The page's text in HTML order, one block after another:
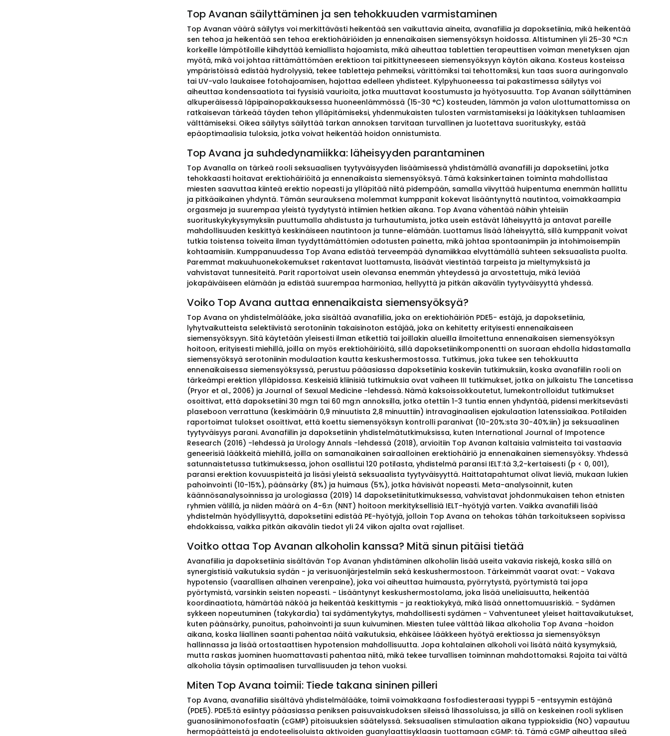
Top Avanan säilyttäminen ja sen tehokkuuden varmistaminen
Top Avanan väärä säilytys voi merkittävästi heikentää sen vaikuttavia aineita, avanafiilia ja dapoksetiinia, mikä heikentää
sen tehoa ja heikentää sen tehoa erektiohäiriöiden ja ennenaikaisen siemensyöksyn hoidossa. Altistuminen yli 25-30 °C:n
korkeille lämpötiloille kiihdyttää kemiallista hajoamista, mikä aiheuttaa tablettien terapeuttisen voiman menetyksen ajan
myötä, mikä voi johtaa riittämättömäen erektioon tai pitkittyneeseen siemensyöksyyn käytön aikana. Kosteus kosteissa
ympäristöissä edistää hydrolyysiä, tekee tabletteja pehmeiksi, värittömiksi tai tehottomiksi, kun taas suora auringonvalo
tai UV-valo laukaisee fotohajoamisen, hajottaa edelleen yhdisteet. Kylpyhuoneessa tai pakastimessa säilytys voi
aiheuttaa kondensaatiota tai fyysisiä vaurioita, jotka muuttavat koostumusta ja hyötyosuutta. Top Avanan säilyttäminen
alkuperäisessä läpipainopakkauksessa huoneenlämmössä (15-30 °C) kosteuden, lämmön ja valon ulottumattomissa on
ratkaisevan tärkeää täyden tehon ylläpitämiseksi, yhdenmukaisten tulosten varmistamiseksi ja lääkityksen tuhlaamisen
välttämiseksi. Oikea säilytys säilyttää tarkan annoksen tarvitaan turvallinen ja luotettava suorituskyky, estää
epäoptimaalisia tuloksia, jotka voivat heikentää hoidon onnistumista.
Top Avana ja suhdedynamiikka: läheisyyden parantaminen
Top Avanalla on tärkeä rooli seksuaalisen tyytyväisyyden lisäämisessä yhdistämällä avanafiili ja dapoksetiini, jotka
tehokkaasti hoitavat erektiohäiriöitä ja ennenaikaista siemensyöksyä. Tämä kaksinkertainen toiminta mahdollistaa
miesten saavuttaa kiinteä erektio nopeasti ja ylläpitää niitä pidempään, samalla viivyttää huipentuma enemmän hallittu
ja pitkäaikainen yhdyntä. Tämän seurauksena molemmat kumppanit kokevat lisääntynyttä nautintoa, voimakkaampia
orgasmeja ja suurempaa yleistä tyydytystä intiimien hetkien aikana. Top Avana vähentää näihin yhteisiin
suorituskykykysymyksiin puuttumalla ahdistusta ja turhautumista, jotka usein estävät läheisyyttä ja antavat pareille
mahdollisuuden keskittyä keskinäiseen nautintoon ja tunne-elämään. Luottamus lisää läheisyyttä, sillä kumppanit voivat
tutkia toistensa toiveita ilman tyydyttämättömien odotusten painetta, mikä johtaa spontaanimpiin ja intohimoisempiin
kohtaamisiin. Kumppanuudessa Top Avana edistää terveempää dynamiikkaa elvyttämällä suhteen seksuaalista puolta.
Paremmat makuuhuonekokemukset rakentavat luottamusta, lisäävät viestintää tarpeista ja mieltymyksistä ja
vahvistavat tunnesiteitä. Parit raportoivat usein olevansa enemmän yhteydessä ja arvostettuja, mikä leviää
jokapäiväiseen elämään ja edistää suurempaa harmoniaa, hellyyttä ja pitkän aikavälin tyytyväisyyttä yhdessä.
Voiko Top Avana auttaa ennenaikaista siemensyöksyä?
Top Avana on yhdistelmälääke, joka sisältää avanafiilia, joka on erektiohäiriön PDE5- estäjä, ja dapoksetiinia,
lyhytvaikutteista selektiivistä serotoniinin takaisinoton estäjää, joka on kehitetty erityisesti ennenaikaiseen
siemensyöksyyn. Sitä käytetään yleisesti ilman etikettiä tai joillakin alueilla ilmoitettuna ennenaikaisen siemensyöksyn
hoitoon, erityisesti miehillä, joilla on myös erektiohäiriöitä, sillä dapoksetiinikomponentti on suoraan ehdolla hidastamalla
siemensyöksyä serotoniinin modulaation kautta keskushermostossa. Tutkimus, joka tukee sen tehokkuutta
ennenaikaisessa siemensyöksyssä, perustuu pääasiassa dapoksetiinia koskeviin tutkimuksiin, koska avanafiilin rooli on
tärkeämpi erektion ylläpidossa. Keskeisiä kliinisiä tutkimuksia ovat vaiheen III tutkimukset, jotka on julkaistu The Lancetissa
(Pryor et al., 2006) ja Journal of Sexual Medicine -lehdessä. Nämä kaksoissokkoutetut, lumekontrolloidut tutkimukset
osoittivat, että dapoksetiini 30 mg:n tai 60 mg:n annoksilla, jotka otettiin 1-3 tuntia ennen yhdyntää, pidensi merkitsevästi
plaseboon verrattuna (keskimäärin 0,9 minuutista 2,8 minuuttiin) intravaginaalisen ejakulaation latenssiaikaa. Potilaiden
raportoimat tulokset osoittivat, että koettu siemensyöksyn kontrolli paranivat (10-20%:sta 30-40%:iin) ja seksuaalinen
tyytyväisyys parani. Avanafiilin ja dapoksetiinin yhdistelmätutkimuksissa, kuten International Journal of Impotence
Research (2016) -lehdessä ja Urology Annals -lehdessä (2018), arvioitiin Top Avanan kaltaisia valmisteita tai vastaavia
geneerisiä lääkkeitä miehillä, joilla on samanaikainen sairaalloinen erektiohäiriö ja ennenaikainen siemensyöksy. Yhdessä
satunnaistetussa tutkimuksessa, johon osallistui 120 potilasta, yhdistelmä paransi IELT:tä 3,2-kertaisesti (p < 0, 001),
paransi erektion kovuuspisteitä ja lisäsi yleistä seksuaalista tyytyväisyyttä. Haittatapahtumat olivat lieviä, mukaan lukien
pahoinvointi (10-15%), päänsärky (8%) ja huimaus (5%), jotka hävisivät nopeasti. Meta-analysoinnit, kuten
käännösanalysoinnissa ja urologiassa (2019) 14 dapoksetiinitutkimuksessa, vahvistavat johdonmukaisen tehon etnisten
ryhmien välillä, ja niiden määrä on 4-6:n (NNT) hoitoon merkityksellisiä IELT-hyötyjä varten. Vaikka avanafiili lisää
yhdistelmän hyödyllisyyttä, dapoksetiini edistää PE-hyötyjä, jolloin Top Avana on tehokas tähän tarkoitukseen sopivissa
ehdokkaissa, vaikka pitkän aikavälin tiedot yli 24 viikon ajalta ovat rajalliset.
Voitko ottaa Top Avanan alkoholin kanssa? Mitä sinun pitäisi tietää
Avanafiilia ja dapoksetiinia sisältävän Top Avanan yhdistäminen alkoholiin lisää useita vakavia riskejä, koska sillä on
synergistisiä vaikutuksia sydän - ja verisuonijärjestelmiin sekä keskushermostoon. Tärkeimmät vaarat ovat: - Vakava
hypotensio (vaarallisen alhainen verenpaine), joka voi aiheuttaa huimausta, pyörrytystä, pyörtymistä tai jopa
pyörtymistä, varsinkin seisten nopeasti. - Lisääntynyt keskushermostolama, joka lisää uneliaisuutta, heikentää
koordinaatiota, hämärtää näköä ja heikentää keskittymis - ja reaktiokykyä, mikä lisää onnettomuusriskiä. - Sydämen
sykkeen nopeutuminen (takykardia) tai sydämentykytys, mahdollisesti sydämen - Vahventuneet yleiset haittavaikutukset,
kuten päänsärky, punoitus, pahoinvointi ja suun kuivuminen. Miesten tulee välttää liikaa alkoholia Top Avana -hoidon
aikana, koska liiallinen saanti pahentaa näitä vaikutuksia, ehkäisee lääkkeen hyötyä erektiossa ja siemensyöksyn
hallinnassa ja lisää ortostaattisen hypotension mahdollisuutta. Jopa kohtalainen alkoholi voi lisätä näitä kysymyksiä,
mutta raskas juominen huomattavasti pahentaa niitä, mikä tekee turvallisen toiminnan mahdottomaksi. Rajoita tai vältä
alkoholia täysin optimaalisen turvallisuuden ja tehon vuoksi.
Miten Top Avana toimii: Tiede takana sininen pilleri
Top Avana, avanafiilia sisältävä yhdistelmälääke, toimii voimakkaana fosfodiesteraasi tyyppi 5 -entsyymin estäjänä
(PDE5). PDE5:tä esiintyy pääasiassa peniksen paisuvaiskudoksen sileissä lihassoluissa, ja sillä on keskeinen rooli syklisen
guanosiinimonofosfaatin (cGMP) pitoisuuksien säätelyssä. Seksuaalisen stimulaation aikana typpioksidia (NO) vapautuu
hermopäätteistä ja endoteelisoluista aktivoiden guanylaattisyklaasin tuottamaan cGMP: tä. Tämä cGMP aiheuttaa sileä